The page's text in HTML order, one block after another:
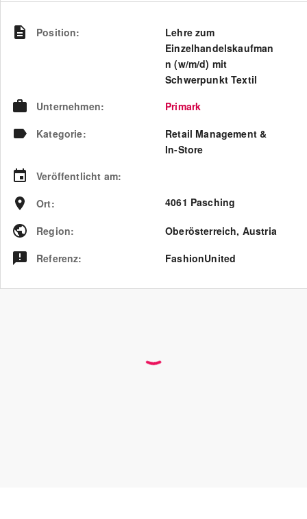
Position:
Lehre zum
Einzelhandelskaufman
n (w/m/d) mit
Schwerpunkt Textil
Unternehmen:
Primark
Kategorie:
Retail Management &
In-Store
Veröffentlicht am:
Ort: 4061 Pasching
Region: Oberösterreich, Austria
Referenz: FashionUnited